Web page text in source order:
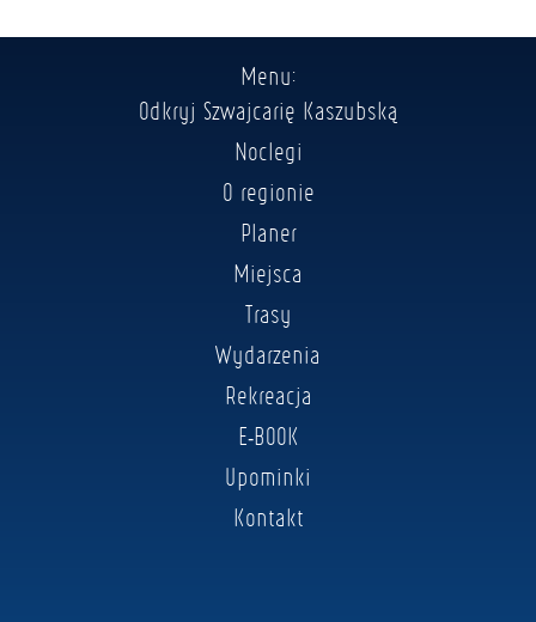
Menu:
Odkryj Szwajcarię Kaszubską
Noclegi
O regionie
Planer
Miejsca
Trasy
Wydarzenia
Rekreacja
E-BOOK
Upominki
Kontakt